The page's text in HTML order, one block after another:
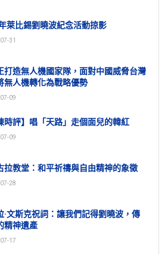
萊比錫劉曉波紀念活動掠影
31
打造無人機國家隊，面對中國威脅台灣
無人機轉化為戰略優勢
09
時評】唱「天路」走個面兒的韓紅
09
拉教堂：和平祈禱與自由精神的象徵
28
·文斯克祝詞：讓我們記得劉曉波，傳
精神遺產
17